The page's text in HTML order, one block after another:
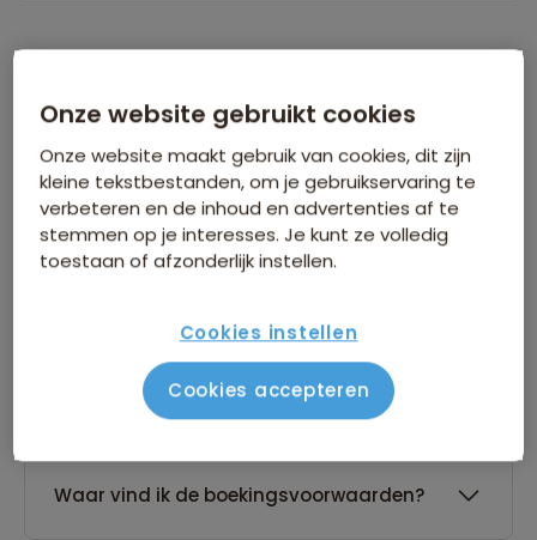
Wanneer kan ik het beste een reis
boeken?
Kan ik ook eerst een optie nemen op een
De reis van mijn keuze heeft nog geen
gegarandeerd vertrek. Wat nu?
Waar vind ik de boekingsvoorwaarden?
Onze website gebruikt cookies
Onze website maakt gebruik van cookies, dit zijn
kleine tekstbestanden, om je gebruikservaring te
verbeteren en de inhoud en advertenties af te
stemmen op je interesses. Je kunt ze volledig
toestaan of afzonderlijk instellen.
Cookies instellen
Cookies accepteren